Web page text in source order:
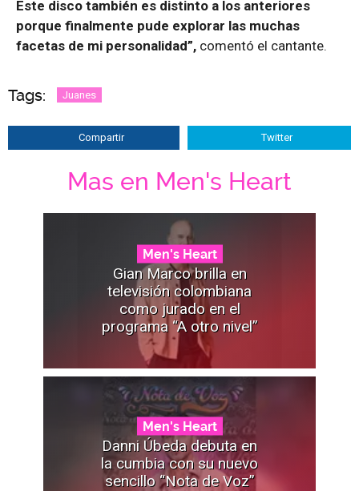
Este disco también es distinto a los anteriores
porque finalmente pude explorar las muchas
facetas de mi personalidad”, comentó el cantante.
Tags: Juanes
Compartir Twitter
Mas en Men's Heart
Men's Heart
Gian Marco brilla en
televisión colombiana
como jurado en el
programa “A otro nivel”
Men's Heart
Danni Úbeda debuta en
la cumbia con su nuevo
sencillo “Nota de Voz”